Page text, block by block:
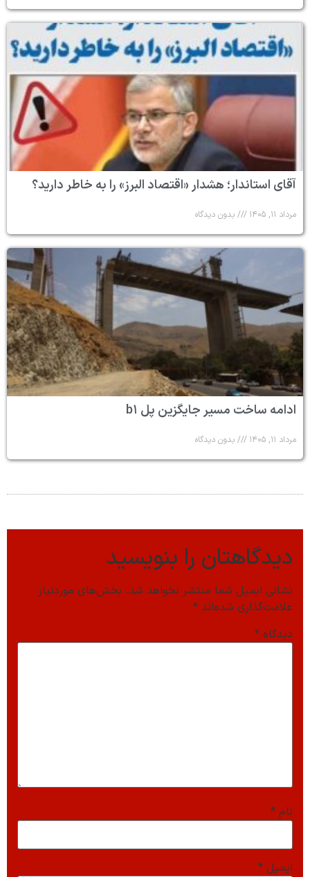
آقای استاندار؛ هشدار «اقتصاد البرز» را به خاطر دارید؟
مرداد ۱۱, ۱۴۰۵ بدون دیدگاه
ادامه ساخت مسیر جایگزین پل b۱
مرداد ۱۱, ۱۴۰۵ بدون دیدگاه
دیدگاهتان را بنویسید
نشانی ایمیل شما منتشر نخواهد شد. بخش‌های موردنیاز
علامت‌گذاری شده‌اند *
دیدگاه *
نام *
ایمیل *